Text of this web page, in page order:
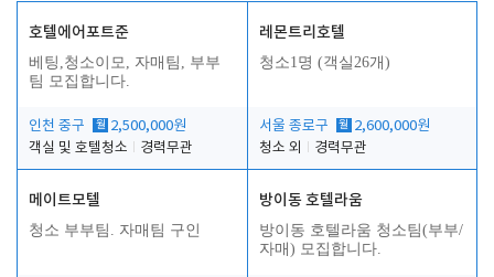
호텔에어포트준
베팅,청소이모, 자매팀, 부부
팀 모집합니다.
인천 중구 월 2,500,000원
객실 및 호텔청소
경력무관
레몬트리호텔
청소1명 (객실26개)
서울 종로구 월 2,600,000원
청소 외
경력무관
메이트모텔
청소 부부팀. 자매팀 구인
방이동 호텔라움
방이동 호텔라움 청소팀(부부/
자매) 모집합니다.